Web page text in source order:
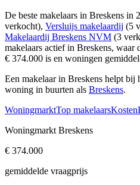
De beste makelaars in Breskens in
verkocht), Versluijs makelaardij (5
Makelaardij Breskens NVM (3
makelaars actief in Breskens, waar
€ 374.000 is en woningen
Een makelaar in Breskens helpt bij
woning in buurten als Breskens.
WoningmarktTop makelaarsKosten
Woningmarkt Breskens
€ 374.000
gemiddelde vraagprijs